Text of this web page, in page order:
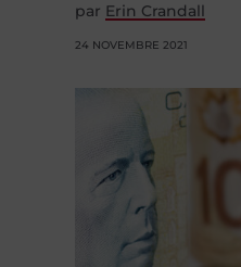
par Erin Crandall
24 NOVEMBRE 2021